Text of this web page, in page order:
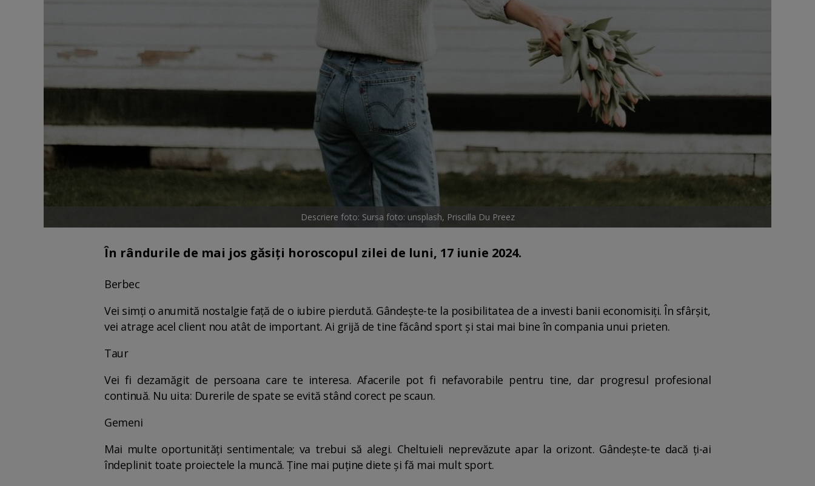
Descriere foto: Sursa foto: unsplash, Priscilla Du Preez
În rândurile de mai jos găsiți horoscopul zilei de luni, 17 iunie 2024.
Berbec
Vei simți o anumită nostalgie față de o iubire pierdută. Gândește-te la posibilitatea de a investi banii economisiți. În sfârșit,
vei atrage acel client nou atât de important. Ai grijă de tine făcând sport și stai mai bine în compania unui prieten.
Taur
Vei fi dezamăgit de persoana care te interesa. Afacerile pot fi nefavorabile pentru tine, dar progresul profesional
continuă. Nu uita: Durerile de spate se evită stând corect pe scaun.
Gemeni
Mai multe oportunități sentimentale; va trebui să alegi. Cheltuieli neprevăzute apar la orizont. Gândește-te dacă ți-ai
îndeplinit toate proiectele la muncă. Ține mai puține diete și fă mai mult sport.